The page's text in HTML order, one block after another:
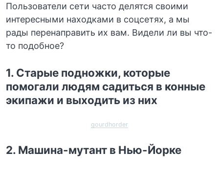
Пользователи сети часто делятся своими
интересными находками в соцсетях, а мы
рады перенаправить их вам. Видели ли вы что-
то подобное?
1. Старые подножки, которые
помогали людям садиться в конные
экипажи и выходить из них
gourdhorder
2. Машина-мутант в Нью-Йорке